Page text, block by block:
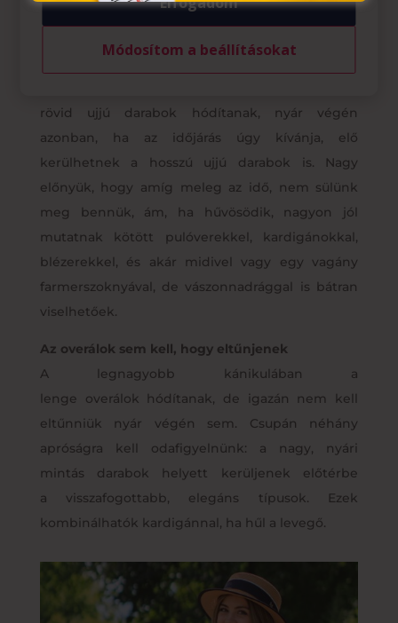
esetében bevethető.
rövid ujjú darabok hódítanak, nyár végén
azonban, ha az időjárás úgy kívánja, elő
kerülhetnek a hosszú ujjú darabok is. Nagy
előnyük, hogy amíg meleg az idő, nem sülünk
meg bennük, ám, ha hűvösödik, nagyon jól
mutatnak kötött pulóverekkel, kardigánokkal,
blézerekkel, és akár midivel vagy egy vagány
farmerszoknyával, de vászonnadrággal is bátran
viselhetőek.
Az overálok sem kell, hogy eltűnjenek
A legnagyobb kánikulában a
lenge overálok hódítanak, de igazán nem kell
eltűnniük nyár végén sem. Csupán néhány
apróságra kell odafigyelnünk: a nagy, nyári
mintás darabok helyett kerüljenek előtérbe
a visszafogottabb, elegáns típusok. Ezek
kombinálhatók kardigánnal, ha hűl a levegő.
Módosítom a beállításokat